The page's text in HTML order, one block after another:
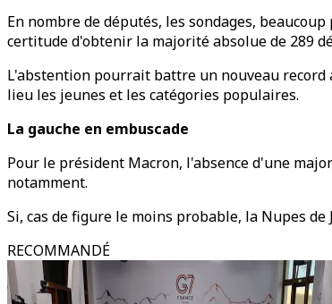
En nombre de députés, les sondages,
certitude d'obtenir la majorité absolue de 289
L'abstention pourrait battre un nouveau record
lieu les jeunes et les catégories populaires.
La gauche en embuscade
Pour le président Macron, l'absence d'une
notamment.
Si, cas de figure le moins probable, la Nupes
RECOMMANDÉ